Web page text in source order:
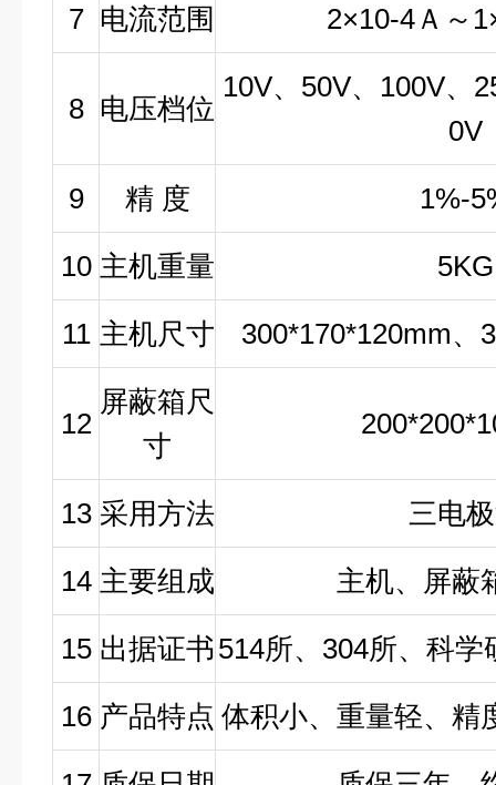
7 电流范围 2×10-4Ａ～
8 电压档位
10V、 50V、 100V、
0V
9 精 度 1%-
10 主机重量 5KG
11 主机尺寸 300*170*120mm、
12
屏蔽箱尺
寸
13 采用方法 三电
14 主要组成 主机、屏蔽
15 出据证书514所、 304所、科学
16 产品特点 体积小、重量轻、精